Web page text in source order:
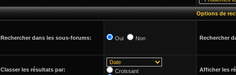
Options de
Rechercher dans les sous-forums: Oui Non Rechercher
Classer les résultats par:
Croissant
Afficher les